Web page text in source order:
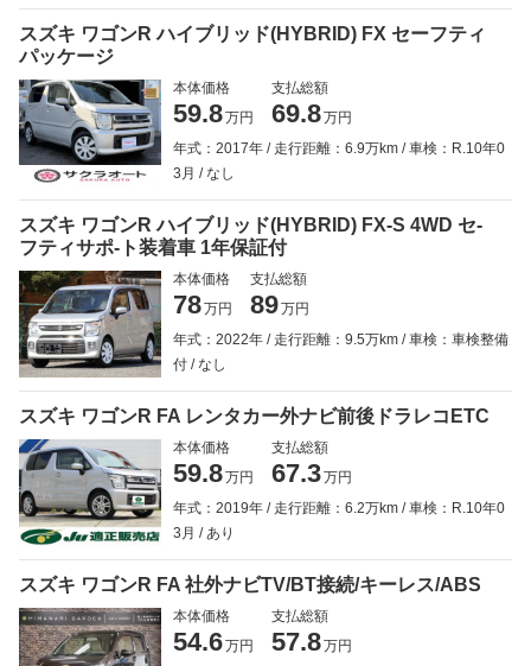
スズキ ワゴンR ハイブリッド(HYBRID) FX セーフティ
パッケージ
本体価格
59.8万円
支払総額
69.8万円
年式：2017年
走行距離：6.9万km
車検：R.10年0
3月
なし
スズキ ワゴンR ハイブリッド(HYBRID) FX-S 4WD セ-
フティサポ-ト装着車 1年保証付
本体価格
78万円
支払総額
89万円
年式：2022年
走行距離：9.5万km
車検：車検整備
付
なし
スズキ ワゴンR FA レンタカー外ナビ前後ドラレコETC
本体価格
59.8万円
支払総額
67.3万円
年式：2019年
走行距離：6.2万km
車検：R.10年0
3月
あり
スズキ ワゴンR FA 社外ナビTV/BT接続/キーレス/ABS
本体価格
54.6万円
支払総額
57.8万円